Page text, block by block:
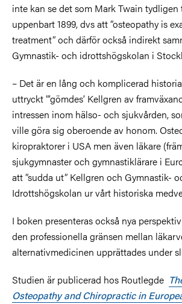
inte kan se det som Mark Twain tydligen
uppenbart 1899, dvs att ”osteopathy is
treatment” och därför också indirekt
Gymnastik- och idrottshögskolan i
– Det är en lång och komplicerad
uttryckt ”’gömdes’ Kellgren av
intressen inom hälso- och sjukvården,
ville göra sig oberoende av honom.
kiropraktorer i USA men även läkare
sjukgymnaster och gymnastiklärare i
att ”sudda ut” Kellgren och Gymnastik-
Idrottshögskolan ur vårt historiska
I boken presenteras också nya
den professionella gränsen mellan
alternativmedicinen upprättades under
Studien är publicerad hos Routlegde
Osteopathy and Chiropractic in